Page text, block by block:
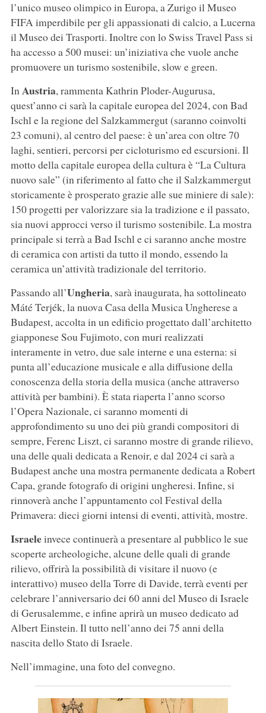
l’unico museo olimpico in Europa, a Zurigo il Museo
FIFA imperdibile per gli appassionati di calcio, a Lucerna
il Museo dei Trasporti. Inoltre con lo Swiss Travel Pass si
ha accesso a 500 musei: un’iniziativa che vuole anche
promuovere un turismo sostenibile, slow e green.
InAustria, rammenta Kathrin Ploder-Augurusa,
quest’anno ci sarà la capitale europea del 2024, con Bad
Ischl e la regione del Salzkammergut (saranno coinvolti
23 comuni), al centro del paese: è un’area con oltre 70
laghi, sentieri, percorsi per cicloturismo ed escursioni. Il
motto della capitale europea della cultura è “La Cultura
nuovo sale” (in riferimento al fatto che il Salzkammergut
storicamente è prosperato grazie alle sue miniere di sale):
150 progetti per valorizzare sia la tradizione e il passato,
sia nuovi approcci verso il turismo sostenibile. La mostra
principale si terrà a Bad Ischl e ci saranno anche mostre
di ceramica con artisti da tutto il mondo, essendo la
ceramica un’attività tradizionale del territorio.
Passando all’Ungheria, sarà inaugurata, ha sottolineato
Máté Terjék, la nuova Casa della Musica Ungherese a
Budapest, accolta in un edificio progettato dall’architetto
giapponese Sou Fujimoto, con muri realizzati
interamente in vetro, due sale interne e una esterna: si
punta all’educazione musicale e alla diffusione della
conoscenza della storia della musica (anche attraverso
attività per bambini). È stata riaperta l’anno scorso
l’Opera Nazionale, ci saranno momenti di
approfondimento su uno dei più grandi compositori di
sempre, Ferenc Liszt, ci saranno mostre di grande rilievo,
una delle quali dedicata a Renoir, e dal 2024 ci sarà a
Budapest anche una mostra permanente dedicata a Robert
Capa, grande fotografo di origini ungheresi. Infine, si
rinnoverà anche l’appuntamento col Festival della
Primavera: dieci giorni intensi di eventi, attività, mostre.
Israeleinvece continuerà a presentare al pubblico le sue
scoperte archeologiche, alcune delle quali di grande
rilievo, offrirà la possibilità di visitare il nuovo (e
interattivo) museo della Torre di Davide, terrà eventi per
celebrare l’anniversario dei 60 anni del Museo di Israele
di Gerusalemme, e infine aprirà un museo dedicato ad
Albert Einstein. Il tutto nell’anno dei 75 anni della
nascita dello Stato di Israele.
Nell’immagine, una foto del convegno.